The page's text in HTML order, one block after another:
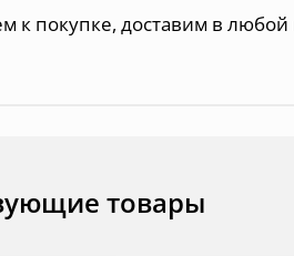
к покупке, доставим в любой
товары